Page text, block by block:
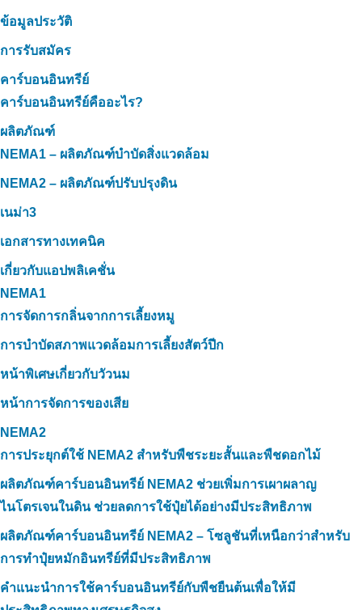
ข้อมูลประวัติ
การรับสมัคร
คาร์บอนอินทรีย์
คาร์บอนอินทรีย์คืออะไร?
ผลิตภัณฑ์
NEMA1 – ผลิตภัณฑ์บำบัดสิ่งแวดล้อม
NEMA2 – ผลิตภัณฑ์ปรับปรุงดิน
เนม่า3
เอกสารทางเทคนิค
เกี่ยวกับแอปพลิเคชั่น
NEMA1
การจัดการกลิ่นจากการเลี้ยงหมู
การบำบัดสภาพแวดล้อมการเลี้ยงสัตว์ปีก
หน้าพิเศษเกี่ยวกับวัวนม
หน้าการจัดการของเสีย
NEMA2
การประยุกต์ใช้ NEMA2 สำหรับพืชระยะสั้นและพืชดอกไม้
ผลิตภัณฑ์คาร์บอนอินทรีย์ NEMA2 ช่วยเพิ่มการเผาผลาญ
ไนโตรเจนในดิน ช่วยลดการใช้ปุ๋ยได้อย่างมีประสิทธิภาพ
ผลิตภัณฑ์คาร์บอนอินทรีย์ NEMA2 – โซลูชันที่เหนือกว่าสำหรับ
การทำปุ๋ยหมักอินทรีย์ที่มีประสิทธิภาพ
คำแนะนำการใช้คาร์บอนอินทรีย์กับพืชยืนต้นเพื่อให้มี